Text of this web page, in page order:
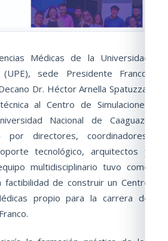
Médicas de la Universidad
sede Presidente Franco,
Dr. Héctor Arnella Spatuzza,
al Centro de Simulaciones
Nacional de Caaguazú
por directores, coordinadores,
tecnológico, arquitectos y
multidisciplinario tuvo como
de construir un Centro
propio para la carrera de